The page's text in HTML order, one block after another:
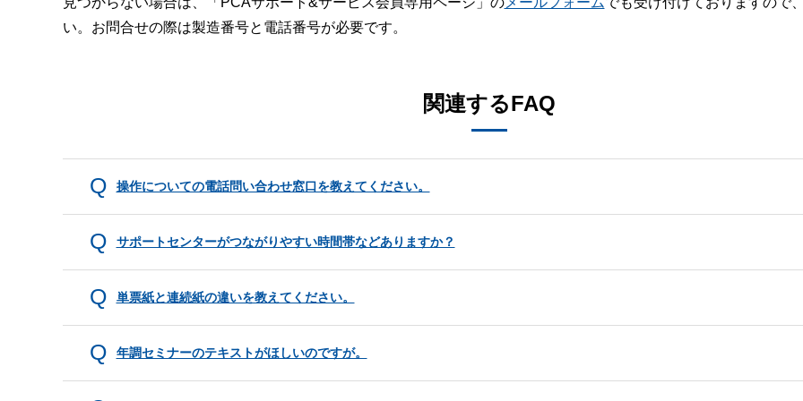
い。お問合せの際は製造番号と電話番号が必要です。
関連するFAQ
操作についての電話問い合わせ窓口を教えてください。
サポートセンターがつながりやすい時間帯などありますか？
単票紙と連続紙の違いを教えてください。
年調セミナーのテキストがほしいのですが。